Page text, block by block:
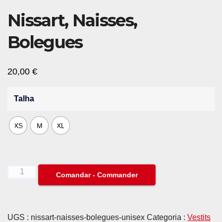
Nissart, Naisses,
Bolegues
20,00 €
Talha
XS M XL
Nissart,
quantity
Comandar - Commander
UGS : nissart-naisses-bolegues-unisex Categoria : Vestits